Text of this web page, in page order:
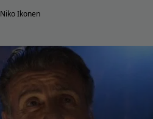
Niko Ikonen